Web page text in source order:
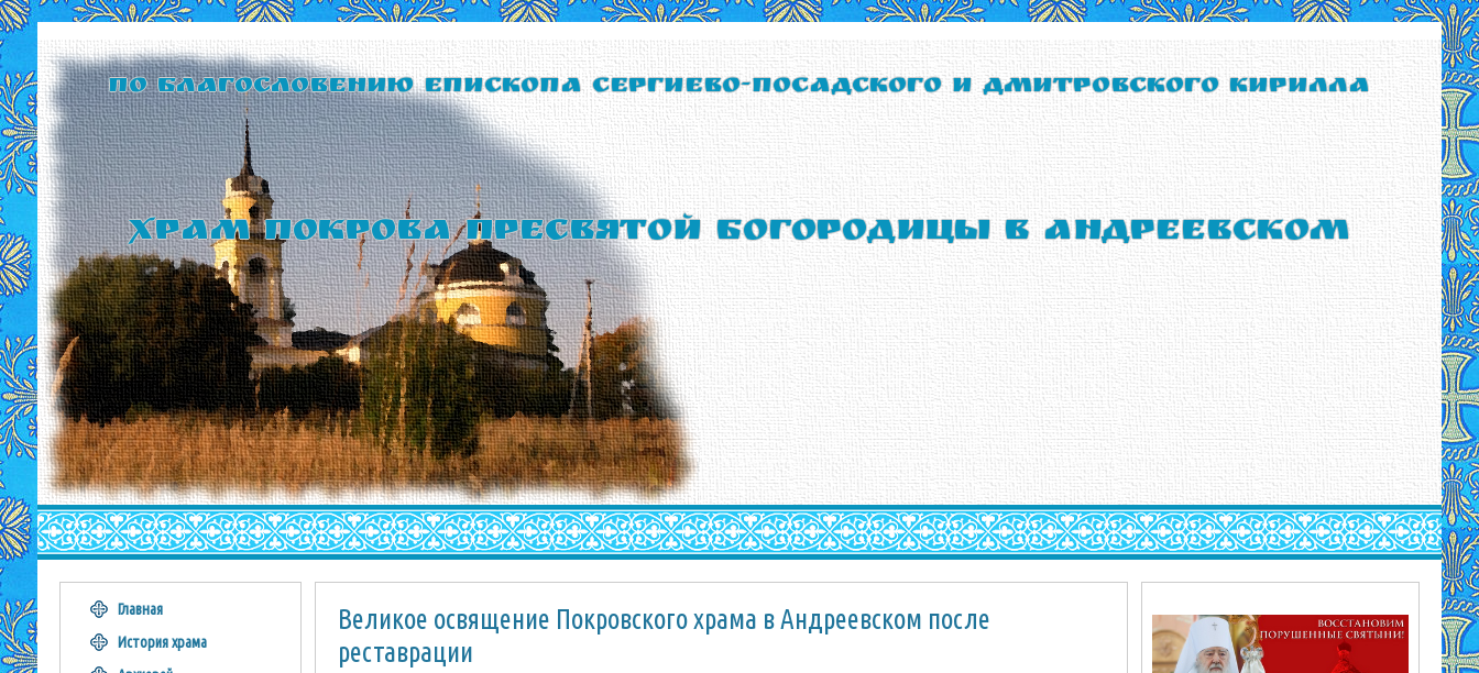
По благословению Епископа Сергиево-Посадского и Дмитровского Кирилла
Храм Покрова Пресвятой Богородицы в Андреевском
Великое освящение Покровского храма в Андреевском после
реставрации
Главная
История храма